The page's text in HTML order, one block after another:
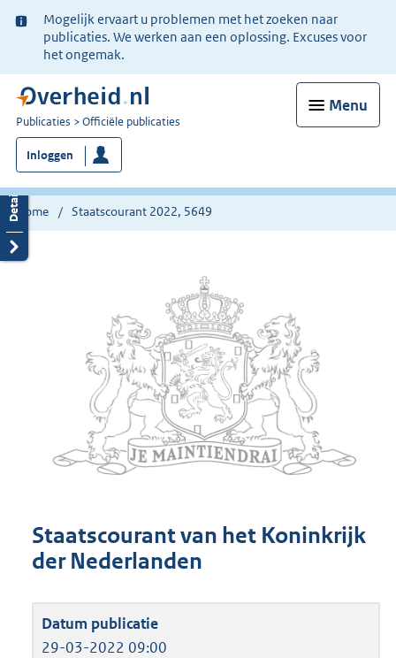
Ter
informatie:
Mogelijk ervaart u problemen met het zoeken naar
publicaties. We werken aan een oplossing. Excuses voor
het ongemak.
Menu
U
bent
nu
hier:
Publicaties Officiële publicaties
Inloggen
Home Staatscourant 2022, 5649
Staatscourant van het Koninkrijk
der Nederlanden
29-03-2022 09:00